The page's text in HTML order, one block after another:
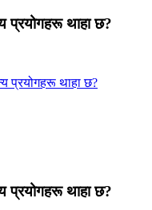
प्रयोगहरू थाहा छ?
प्रयोगहरू थाहा छ?
प्रयोगहरू थाहा छ?